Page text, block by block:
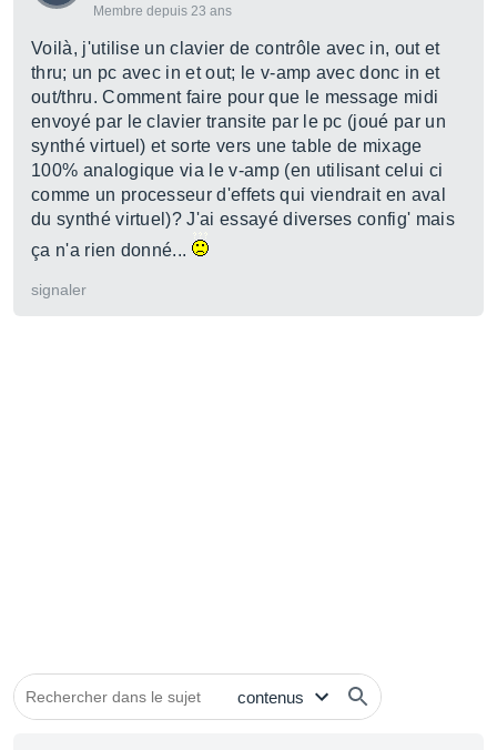
Membre depuis 23 ans
Voilà, j'utilise un clavier de contrôle avec in, out et
thru; un pc avec in et out; le v-amp avec donc in et
out/thru. Comment faire pour que le message midi
envoyé par le clavier transite par le pc (joué par un
synthé virtuel) et sorte vers une table de mixage
100% analogique via le v-amp (en utilisant celui ci
comme un processeur d'effets qui viendrait en aval
du synthé virtuel)? J'ai essayé diverses config' mais
ça n'a rien donné...
signaler